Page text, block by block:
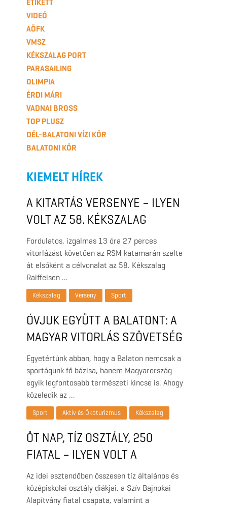
ETIKETT
VIDEÓ
AÖFK
VMSZ
KÉKSZALAG PORT
PARASAILING
OLIMPIA
ÉRDI MÁRI
VADNAI BROSS
TOP PLUSZ
DÉL-BALATONI VÍZI KÖR
BALATONI KÖR
KIEMELT HÍREK
A KITARTÁS VERSENYE – ILYEN
VOLT AZ 58. KÉKSZALAG
RAIFFEISEN NAGYDÍJ
Fordulatos, izgalmas 13 óra 27 perces
vitorlázást követően az RSM katamarán szelte
át elsőként a célvonalat az 58. Kékszalag
Raiffeisen …
Kékszalag Verseny Sport
ÓVJUK EGYÜTT A BALATONT: A
MAGYAR VITORLÁS SZÖVETSÉG
FELHÍVÁSA A TÓ TISZTA VIZÉÉRT
Egyetértünk abban, hogy a Balaton nemcsak a
sportágunk fő bázisa, hanem Magyarország
egyik legfontosabb természeti kincse is. Ahogy
közeledik az …
Sport Aktív és Ökoturizmus Kékszalag
ÖT NAP, TÍZ OSZTÁLY, 250
FIATAL – ILYEN VOLT A
VÍZISPORTOK NYÍLT NAPJA
BALATONFÜREDEN
Az idei esztendőben összesen tíz általános és
középiskolai osztály diákjai, a Szív Bajnokai
Alapítvány fiatal csapata, valamint a